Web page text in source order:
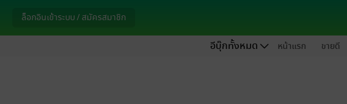
ล็อกอินเข้าระบบ / สมัครสมาชิก
อีบุ๊กทั้งหมด หน้าแรก ขายดี